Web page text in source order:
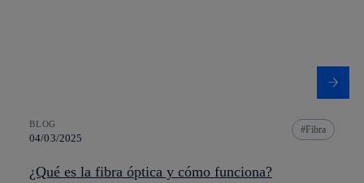
BLOG
04/03/2025
Fibra
¿Qué es la fibra óptica y cómo funciona?